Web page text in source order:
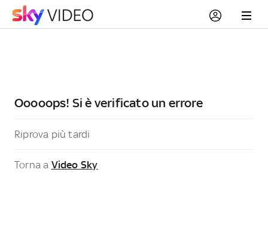
Ooooops! Si è verificato un errore
Riprova più tardi
Torna a Video Sky